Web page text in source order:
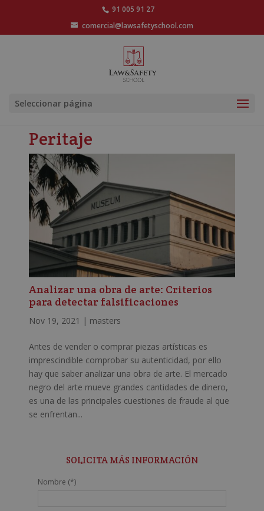
91 005 91 27
comercial@lawsafetyschool.com
Seleccionar página
Peritaje
Analizar una obra de arte: Criterios
para detectar falsificaciones
Nov 19, 2021 | masters
Antes de vender o comprar piezas artísticas es
imprescindible comprobar su autenticidad, por ello
hay que saber analizar una obra de arte. El mercado
negro del arte mueve grandes cantidades de dinero,
es una de las principales cuestiones de fraude al que
se enfrentan...
SOLICITA MÁS INFORMACIÓN
Nombre (*)